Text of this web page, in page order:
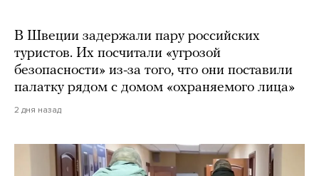
В Швеции задержали пару российских
туристов. Их посчитали «угрозой
безопасности» из-за того, что они поставили
палатку рядом с домом «охраняемого лица»
2 дня назад